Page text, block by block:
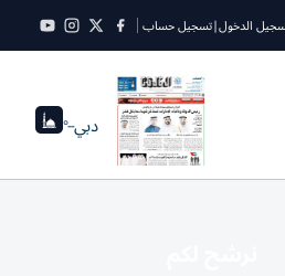
الدخول|تسجيل حساب
دبي--°